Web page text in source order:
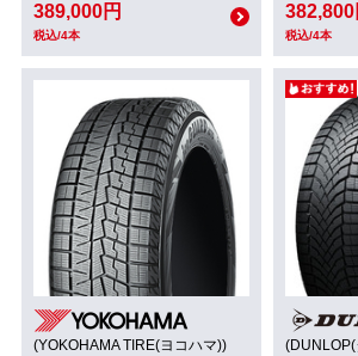
389,000円
税込/4本
382,800
税込/4本
(YOKOHAMA TIRE(ヨコハマ))